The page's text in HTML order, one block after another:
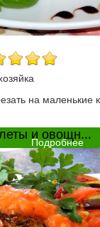
на маленькие
Подробнее
и овощн...